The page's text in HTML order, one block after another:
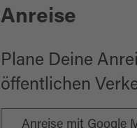
Anreise
Plane Deine
öffentlichen
Anreise mit Google